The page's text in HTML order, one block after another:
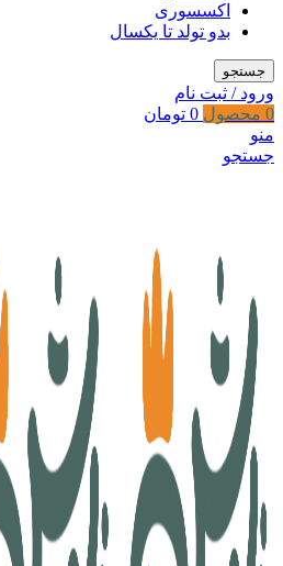
اکسسوری
بدو تولد تا یکسال
جستجو
ورود / ثبت نام
0 محصول 0 تومان
منو
جستجو